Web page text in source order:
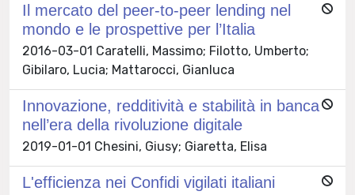
Il mercato del peer-to-peer lending nel
mondo e le prospettive per l’Italia
2016-03-01 Caratelli, Massimo; Filotto, Umberto;
Gibilaro, Lucia; Mattarocci, Gianluca
Innovazione, redditività e stabilità in banca
nell’era della rivoluzione digitale
2019-01-01 Chesini, Giusy; Giaretta, Elisa
L'efficienza nei Confidi vigilati italiani